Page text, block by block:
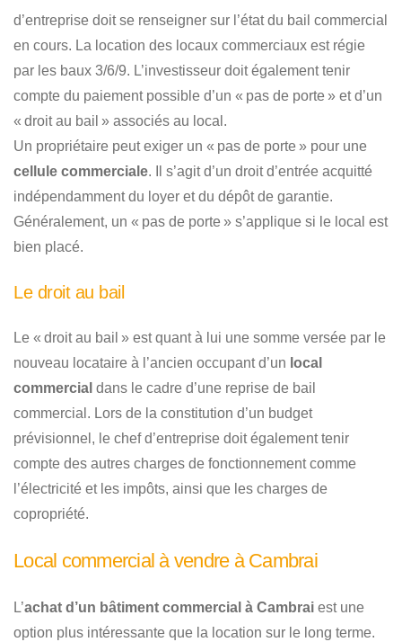
d’entreprise doit se renseigner sur l’état du bail commercial
en cours. La location des locaux commerciaux est régie
par les baux 3/6/9. L’investisseur doit également tenir
compte du paiement possible d’un « pas de porte » et d’un
« droit au bail » associés au local.
Un propriétaire peut exiger un « pas de porte » pour une
cellule commerciale. Il s’agit d’un droit d’entrée acquitté
indépendamment du loyer et du dépôt de garantie.
Généralement, un « pas de porte » s’applique si le local est
bien placé.
Le droit au bail
Le « droit au bail » est quant à lui une somme versée par le
nouveau locataire à l’ancien occupant d’un local
commercial dans le cadre d’une reprise de bail
commercial. Lors de la constitution d’un budget
prévisionnel, le chef d’entreprise doit également tenir
compte des autres charges de fonctionnement comme
l’électricité et les impôts, ainsi que les charges de
copropriété.
Local commercial à vendre à Cambrai
L’achat d’un bâtiment commercial à Cambrai est une
option plus intéressante que la location sur le long terme.